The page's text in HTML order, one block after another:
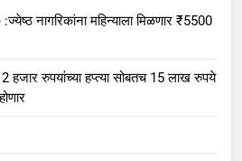
नागरिकांना महिन्याला मिळणार ₹5500
हजार रुपयांच्या हप्त्या सोबतच 15 लाख रुपये